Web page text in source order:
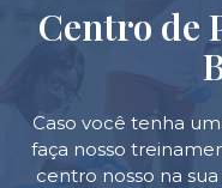
Centro de
Caso você tenha
faça nosso
centro nosso na